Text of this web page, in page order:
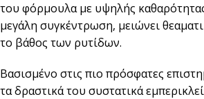
του φόρμουλα με υψηλής
μεγάλη συγκέντρωση, μειώνει
το βάθος των ρυτίδων.
Βασισμένο στις πιο πρόσφατες
τα δραστικά του συστατικά